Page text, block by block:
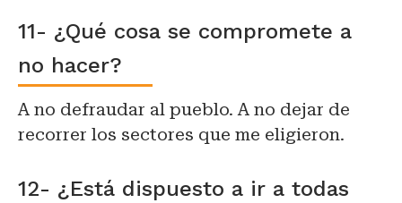
11- ¿Qué cosa se compromete a
no hacer?
A no defraudar al pueblo. A no dejar de
recorrer los sectores que me eligieron.
12- ¿Está dispuesto a ir a todas